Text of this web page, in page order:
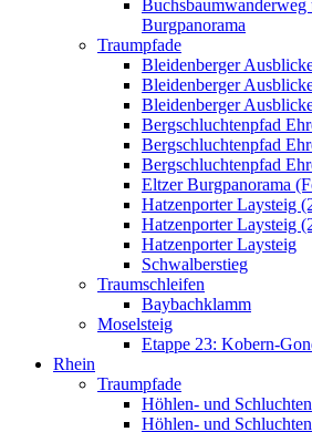
Burgpanorama
Traumpfade
Bleidenberger
Bleidenberger
Bleidenberger
Bergschluchtenpfad
Bergschluchtenpfad
Bergschluchtenpfad
Eltzer Burgpanorama
Hatzenporter Laysteig
Hatzenporter Laysteig
Hatzenporter Laysteig
Schwalberstieg
Traumschleifen
Baybachklamm
Moselsteig
Etappe 23: Kobern-
Rhein
Traumpfade
Höhlen- und
Höhlen- und